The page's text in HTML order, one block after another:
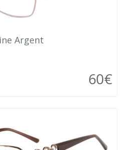
Argent
60€